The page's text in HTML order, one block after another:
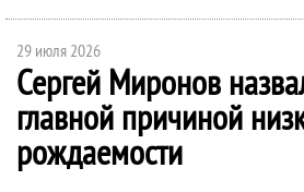
29 июля 2026
Сергей Миронов
главной причиной
рождаемости